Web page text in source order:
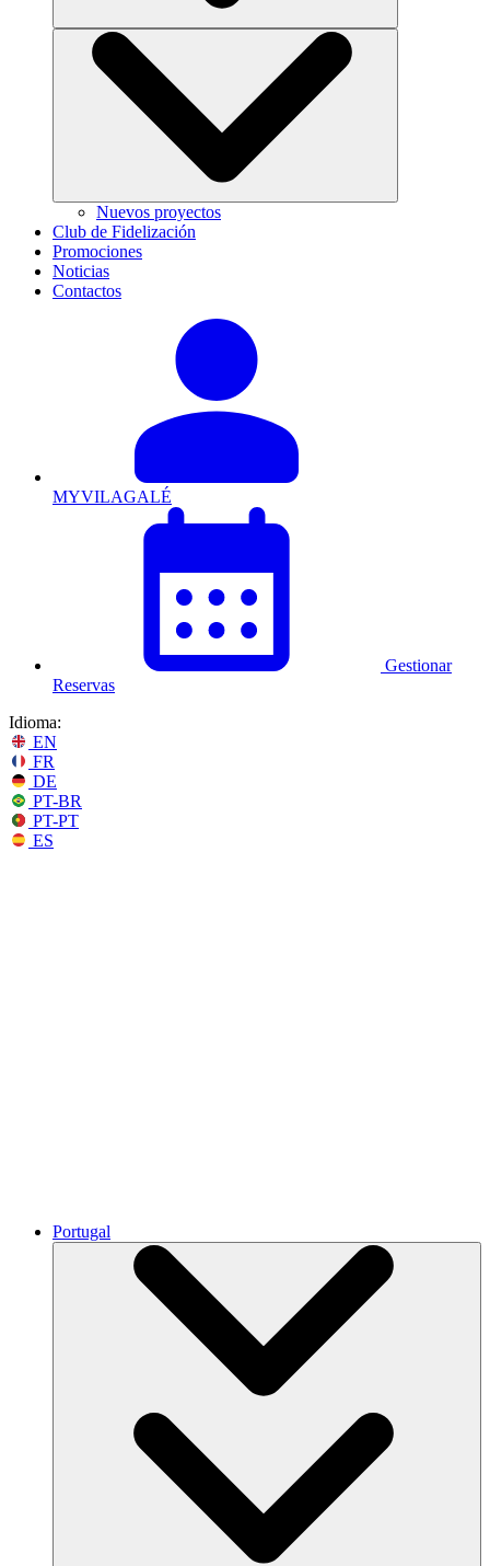
Nuevos proyectos
Club de Fidelización
Promociones
Noticias
Contactos
MYVILAGALÉ
Gestionar
Reservas
Idioma:
EN
FR
DE
PT-BR
PT-PT
ES
Portugal